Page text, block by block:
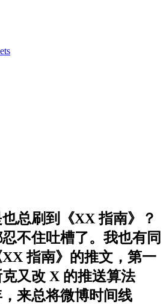
总刷到《XX 指南》？
不住吐槽了。我也有同
指南》的推文，第一
又改 X 的推送算法
来总将微博时间线